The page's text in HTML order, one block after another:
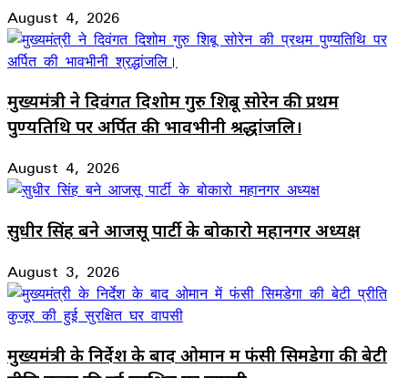
August 4, 2026
मुख्यमंत्री ने दिवंगत दिशोम गुरु शिबू सोरेन की प्रथम
पुण्यतिथि पर अर्पित की भावभीनी श्रद्धांजलि।
August 4, 2026
सुधीर सिंह बने आजसू पार्टी के बोकारो महानगर अध्यक्ष
August 3, 2026
मुख्यमंत्री के निर्देश के बाद ओमान में फंसी सिमडेगा की बेटी